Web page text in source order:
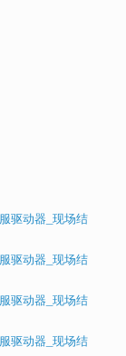
驱动器_现场结
驱动器_现场结
驱动器_现场结
驱动器_现场结